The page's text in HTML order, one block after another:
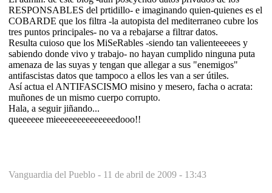
RESPONSABLES del prtidillo- e imaginando quien-quienes es el
COBARDE que los filtra -la autopista del mediterraneo cubre los
tres puntos principales- no va a rebajarse a filtrar datos.
Resulta cuioso que los MiSeRables -siendo tan valienteeeees y
sabiendo donde vivo y trabajo- no hayan cumplido ninguna puta
amenaza de las suyas y tengan que allegar a sus "enemigos"
antifascistas datos que tampoco a ellos les van a ser útiles.
Así actua el ANTIFASCISMO misino y mesero, facha o acrata:
muñones de un mismo cuerpo corrupto.
Hala, a seguir jiñando...
queeeeee mieeeeeeeeeeeeeedooo!!
Vanguardia del Pueblo - 11 de abril de 2009 - 13:43